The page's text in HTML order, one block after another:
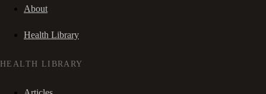
About
Health Library
HEALTH LIBRARY